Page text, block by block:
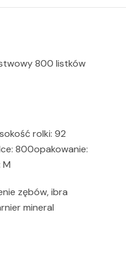
800 listków
rolki: 92
800opakowanie:
M
zębów, ibra
mineral